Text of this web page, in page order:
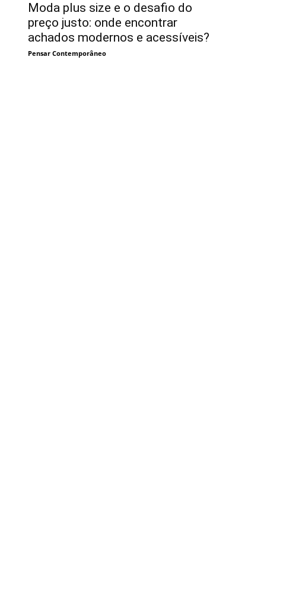
Moda plus size e o desafio do
preço justo: onde encontrar
achados modernos e acessíveis?
Pensar Contemporâneo